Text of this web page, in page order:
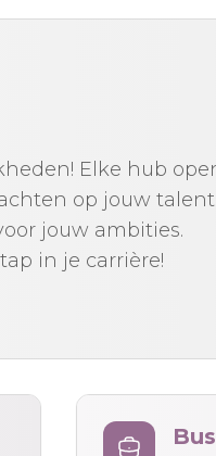
Elke hub
op jouw talent.
jouw ambities.
in je carrière!